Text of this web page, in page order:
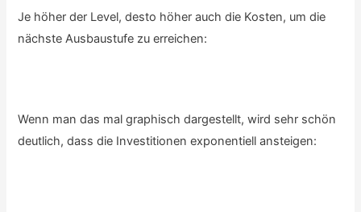
Je höher der Level, desto höher auch die Kosten, um die
nächste Ausbaustufe zu erreichen:
Wenn man das mal graphisch dargestellt, wird sehr schön
deutlich, dass die Investitionen exponentiell ansteigen: